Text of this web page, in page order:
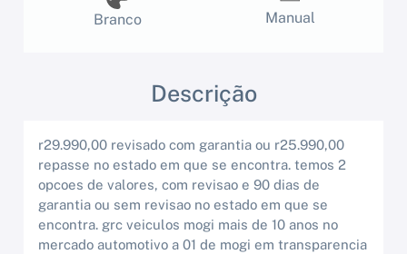
Branco Manual
Descrição
r29.990,00 revisado com garantia ou r25.990,00
repasse no estado em que se encontra. temos 2
opcoes de valores, com revisao e 90 dias de
garantia ou sem revisao no estado em que se
encontra. grc veiculos mogi mais de 10 anos no
mercado automotivo a 01 de mogi em transparencia